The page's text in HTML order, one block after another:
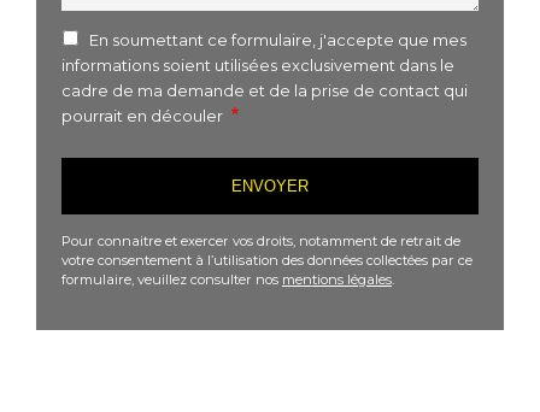
En soumettant ce formulaire, j'accepte que mes
informations soient utilisées exclusivement dans le
cadre de ma demande et de la prise de contact qui
pourrait en découler
Pour connaitre et exercer vos droits, notamment de retrait de
votre consentement à l’utilisation des données collectées par ce
formulaire, veuillez consulter nos mentions légales